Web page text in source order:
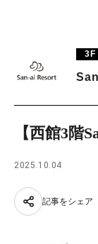
TAX FREE
JP
3F
【西館3階
2025.10.04
記事をシェア